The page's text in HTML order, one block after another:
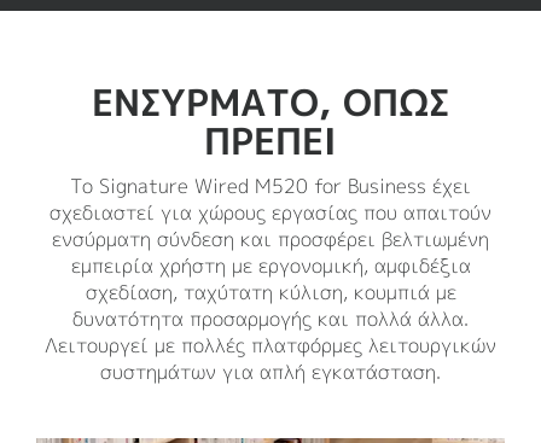
ΕΝΣΥΡΜΑΤΟ, ΟΠΩΣ
ΠΡΕΠΕΙ
Το Signature Wired M520 for Business έχει
σχεδιαστεί για χώρους εργασίας που απαιτούν
ενσύρματη σύνδεση και προσφέρει βελτιωμένη
εμπειρία χρήστη με εργονομική, αμφιδέξια
σχεδίαση, ταχύτατη κύλιση, κουμπιά με
δυνατότητα προσαρμογής και πολλά άλλα.
Λειτουργεί με πολλές πλατφόρμες λειτουργικών
συστημάτων για απλή εγκατάσταση.